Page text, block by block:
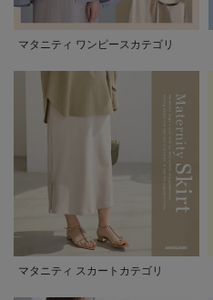
マタニティ ワンピースカテゴリ
マタニティ スカートカテゴリ